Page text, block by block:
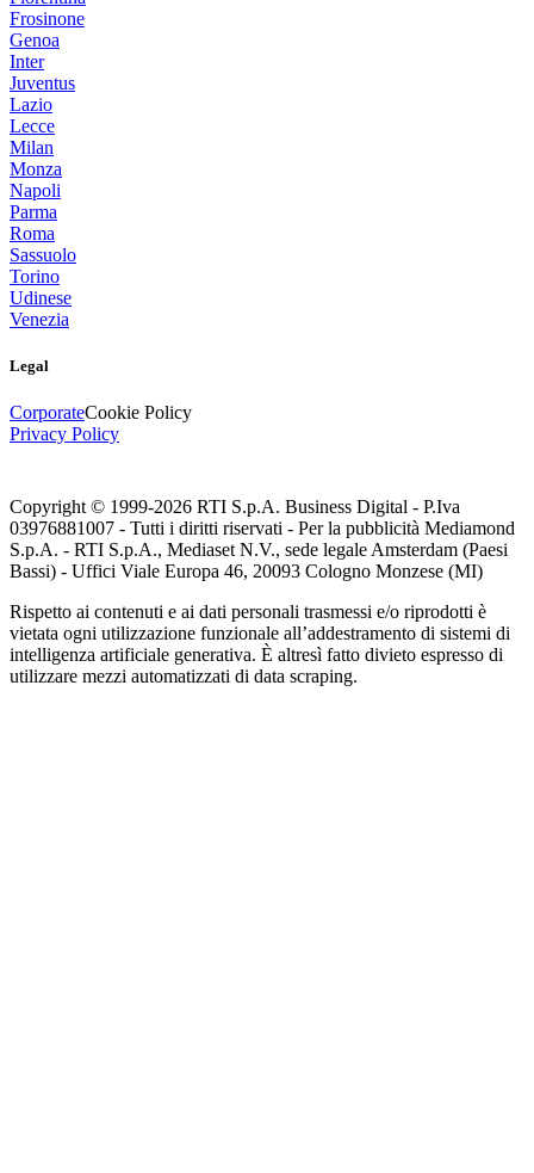
Frosinone
Genoa
Inter
Juventus
Lazio
Lecce
Milan
Monza
Napoli
Parma
Roma
Sassuolo
Torino
Udinese
Venezia
Legal
CorporateCookie Policy
Privacy Policy
Copyright © 1999-2026 RTI S.p.A. Business Digital - P.Iva
03976881007 - Tutti i diritti riservati - Per la pubblicità Mediamond
S.p.A. - RTI S.p.A., Mediaset N.V., sede legale Amsterdam (Paesi
Bassi) - Uffici Viale Europa 46, 20093 Cologno Monzese (MI)
Rispetto ai contenuti e ai dati personali trasmessi e/o riprodotti è
vietata ogni utilizzazione funzionale all’addestramento di sistemi di
intelligenza artificiale generativa. È altresì fatto divieto espresso di
utilizzare mezzi automatizzati di data scraping.